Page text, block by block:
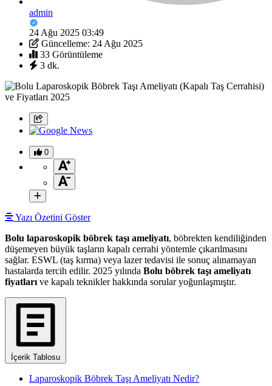
admin
24 Ağu 2025 03:49
Güncelleme: 24 Ağu 2025
33 Görüntüleme
3 dk.
0
Yazı Özetini Göster
Bolu laparoskopik böbrek taşı ameliyatı, böbrekten kendiliğinden
düşemeyen büyük taşların kapalı cerrahi yöntemle çıkarılmasını
sağlar. ESWL (taş kırma) veya lazer tedavisi ile sonuç alınamayan
hastalarda tercih edilir. 2025 yılında Bolu böbrek taşı ameliyatı
fiyatları ve kapalı teknikler hakkında sorular yoğunlaşmıştır.
İçerik Tablosu
Laparoskopik Böbrek Taşı Ameliyatı Nedir?